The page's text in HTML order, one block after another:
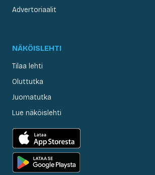
Advertoriaalit
NÄKÖISLEHTI
Tilaa lehti
Oluttutka
Juomatutka
Lue näköislehti